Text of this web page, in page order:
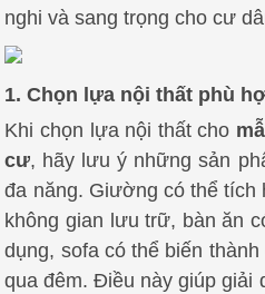
nghi và sang trọng cho cư
1. Chọn lựa nội thất phù
Khi chọn lựa nội thất cho
cư, hãy lưu ý những sản
đa năng. Giường có thể tích
không gian lưu trữ, bàn ăn
dụng, sofa có thể biến
qua đêm. Điều này giúp giải